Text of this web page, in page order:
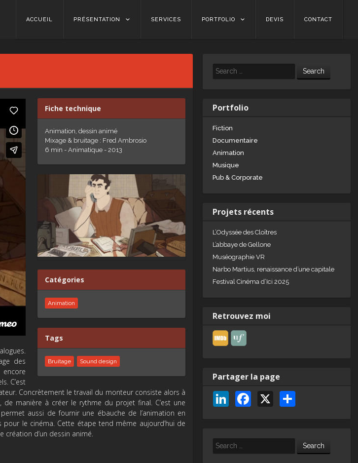
Skip to content
ACCUEIL PRÉSENTATION SERVICES PORTFOLIO DEVIS CONTACT
Fiche technique
Animation, dessin animé
Mixage & bruitage : Fred Ambrosio
6 min - Animatique - 2013
Catégories
Animation
Tags
Bruitage Sound design
des
C’est
Concrètement le travail du monteur consiste alors à
manière à créer le rythme du projet final. C’est une
aussi de fournir une ébauche de l’animation en
le cinéma. Cette étape tend même aujourd’hui de
création d’un dessin animé.
Search
Portfolio
Fiction
Documentaire
Animation
Musique
Pub & Corporate
Projets récents
L’Odyssée des Cloîtres
L’abbaye de Gellone
Muséographie VR
Narbo Martius, renaissance d’une capitale
Festival Cinéma d’Ici 2025
Retrouvez moi
Partager la page
Li
e
X
g
Search